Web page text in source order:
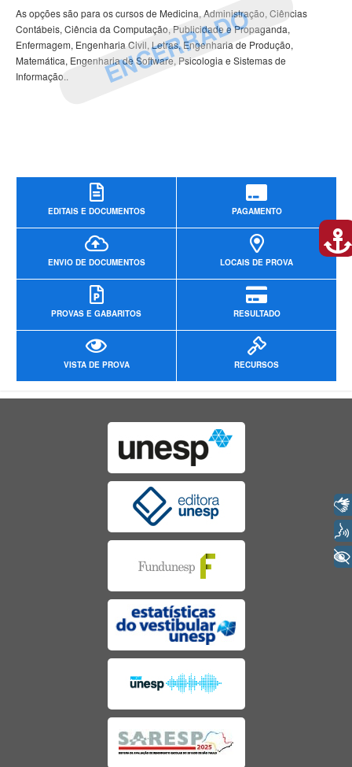
ENCERRADO
As opções são para os cursos de Medicina, Administração, Ciências
Contábeis, Ciência da Computação, Publicidade e Propaganda,
Enfermagem, Engenharia Civil, Letras, Engenharia de Produção,
Matemática, Engenharia de Software, Psicologia e Sistemas de
Informação..
EDITAIS E DOCUMENTOS PAGAMENTO
ENVIO DE DOCUMENTOS LOCAIS DE PROVA
PROVAS E GABARITOS RESULTADO
VISTA DE PROVA RECURSOS
+ Acessibilidade